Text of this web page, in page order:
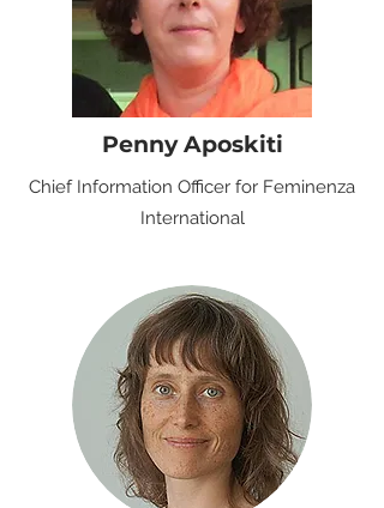
Penny Aposkiti
Chief Information Officer for Feminenza
International